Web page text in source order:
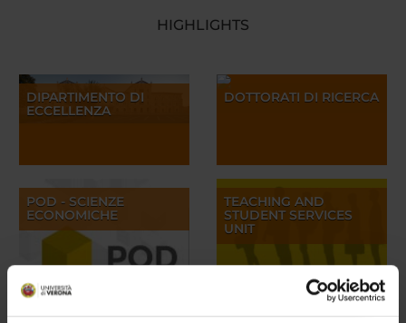
HIGHLIGHTS
DIPARTIMENTO DI
ECCELLENZA
DOTTORATI DI RICERCA
POD - SCIENZE
ECONOMICHE
TEACHING AND
STUDENT SERVICES
UNIT
SERVICE
JOB AND RESEARCH
OPPORTUNITIES